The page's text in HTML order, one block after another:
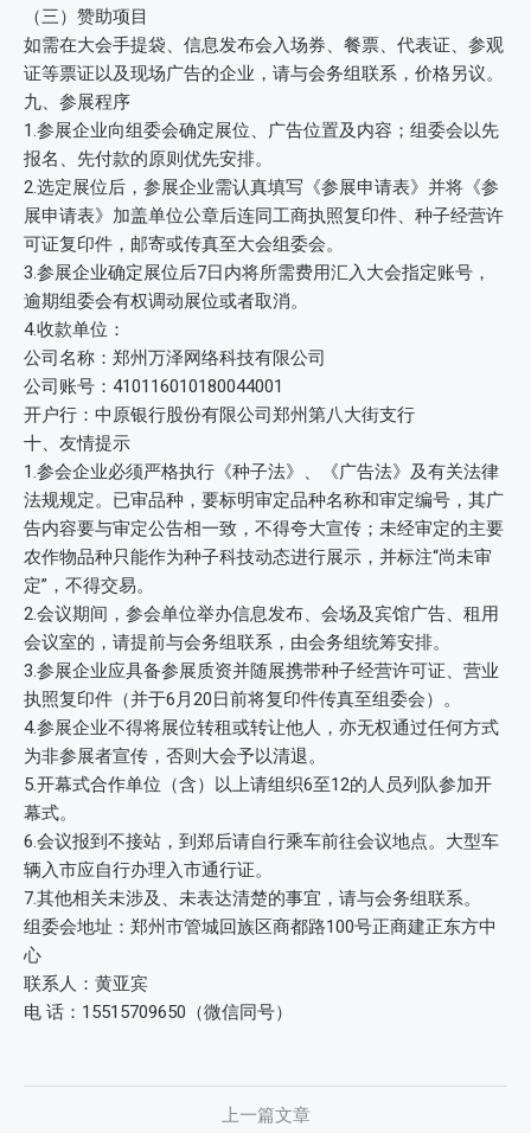
（三）赞助项目
如需在大会手提袋、信息发布会入场券、餐票、代表证、参观
证等票证以及现场广告的企业，请与会务组联系，价格另议。
九、参展程序
1.参展企业向组委会确定展位、广告位置及内容；组委会以先
报名、先付款的原则优先安排。
2.选定展位后，参展企业需认真填写《参展申请表》并将《参
展申请表》加盖单位公章后连同工商执照复印件、种子经营许
可证复印件，邮寄或传真至大会组委会。
3.参展企业确定展位后7日内将所需费用汇入大会指定账号，
逾期组委会有权调动展位或者取消。
4.收款单位：
公司名称：郑州万泽网络科技有限公司
公司账号：410116010180044001
开户行：中原银行股份有限公司郑州第八大街支行
十、友情提示
1.参会企业必须严格执行《种子法》、《广告法》及有关法律
法规规定。已审品种，要标明审定品种名称和审定编号，其广
告内容要与审定公告相一致，不得夸大宣传；未经审定的主要
农作物品种只能作为种子科技动态进行展示，并标注“尚未审
定”，不得交易。
2.会议期间，参会单位举办信息发布、会场及宾馆广告、租用
会议室的，请提前与会务组联系，由会务组统筹安排。
3.参展企业应具备参展质资并随展携带种子经营许可证、营业
执照复印件（并于6月20日前将复印件传真至组委会）。
4.参展企业不得将展位转租或转让他人，亦无权通过任何方式
为非参展者宣传，否则大会予以清退。
5.开幕式合作单位（含）以上请组织6至12的人员列队参加开
幕式。
6.会议报到不接站，到郑后请自行乘车前往会议地点。大型车
辆入市应自行办理入市通行证。
7.其他相关未涉及、未表达清楚的事宜，请与会务组联系。
组委会地址：郑州市管城回族区商都路100号正商建正东方中
心
联系人：黄亚宾
电 话：15515709650（微信同号）
上一篇文章